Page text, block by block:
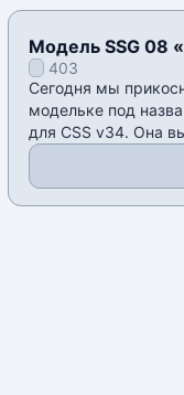
Модель SSG 08
403
Сегодня мы
модельке под
для CSS v34. Она